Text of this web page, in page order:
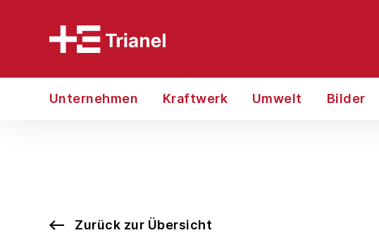
Unternehmen Kraftwerk Umwelt Bilder
Zurück zur Übersicht